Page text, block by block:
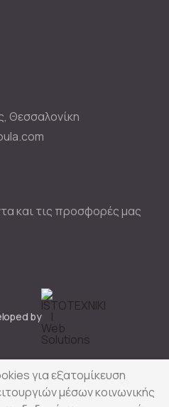
Θεσσαλονίκη
και τις προσφορές μας
by
© Copyright 2025
για εξατομίκευση
μέσων κοινωνικής